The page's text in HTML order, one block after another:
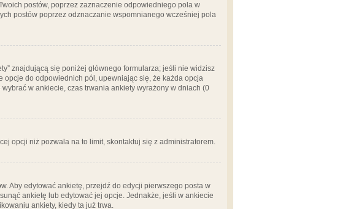
postów, poprzez zaznaczenie odpowiedniego pola w
postów poprzez odznaczanie wspomnianego wcześniej pola
znajdującą się poniżej głównego formularza; jeśli nie widzisz
opcje do odpowiednich pól, upewniając się, że każda opcja
w ankiecie, czas trwania ankiety wyrażony w dniach (0
opcji niż pozwala na to limit, skontaktuj się z administratorem.
Aby edytować ankietę, przejdź do edycji pierwszego posta w
ankietę lub edytować jej opcje. Jednakże, jeśli w ankiecie
ankiety, kiedy ta już trwa.